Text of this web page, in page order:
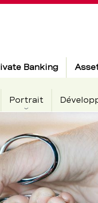
Banking
Portrait